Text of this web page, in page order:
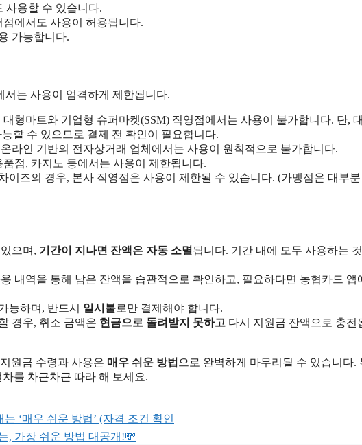
사용할 수 있습니다.
에서도 사용이 허용됩니다.
가능합니다.
는 사용이 엄격하게 제한됩니다.
형마트와 기업형 슈퍼마켓(SSM) 직영점에서는 사용이 불가합니다. 단,
할 수 있으므로 결제 전 확인이 필요합니다.
라인 기반의 전자상거래 업체에서는 사용이 원칙적으로 불가합니다.
점, 카지노 등에서는 사용이 제한됩니다.
이즈의 경우, 본사 직영점은 사용이 제한될 수 있습니다. (가맹점은 대부
으며, 기간이 지나면 잔액은 자동 소멸 됩니다. 기간 내에 모두 사용하는
내역을 통해 남은 잔액을 습관적으로 확인하고, 필요하다면 농협카드 앱
능하며, 반드시 일시불로만 결제해야 합니다.
경우, 취소 금액은 현금으로 돌려받지 못하고 다시 지원금 잔액으로 충전
원금 수령과 사용은 매우 쉬운 방법 으로 완벽하게 마무리될 수 있습니다.
를 차근차근 따라 해 보세요.
‘매우 쉬운 방법’ (자격 조건 확인
, 가장 쉬운 방법 대공개!💸